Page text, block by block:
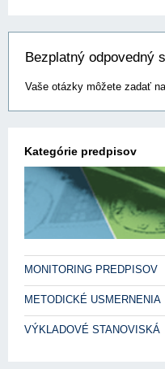
Bezplatný odpovedný
Vaše otázky môžete zadať
Kategórie predpisov
MONITORING PREDPISOV
METODICKÉ USMERNENIA
VÝKLADOVÉ STANOVISKÁ